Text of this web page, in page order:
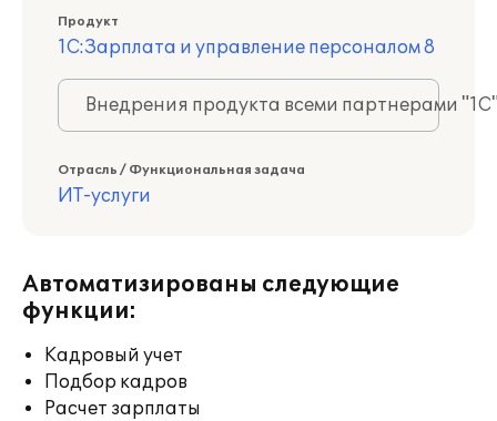
Продукт
1С:Зарплата и управление персоналом 8
Внедрения продукта всеми партнерами
Отрасль / Функциональная задача
ИТ-услуги
Автоматизированы следующие
функции:
Кадровый учет
Подбор кадров
Расчет зарплаты